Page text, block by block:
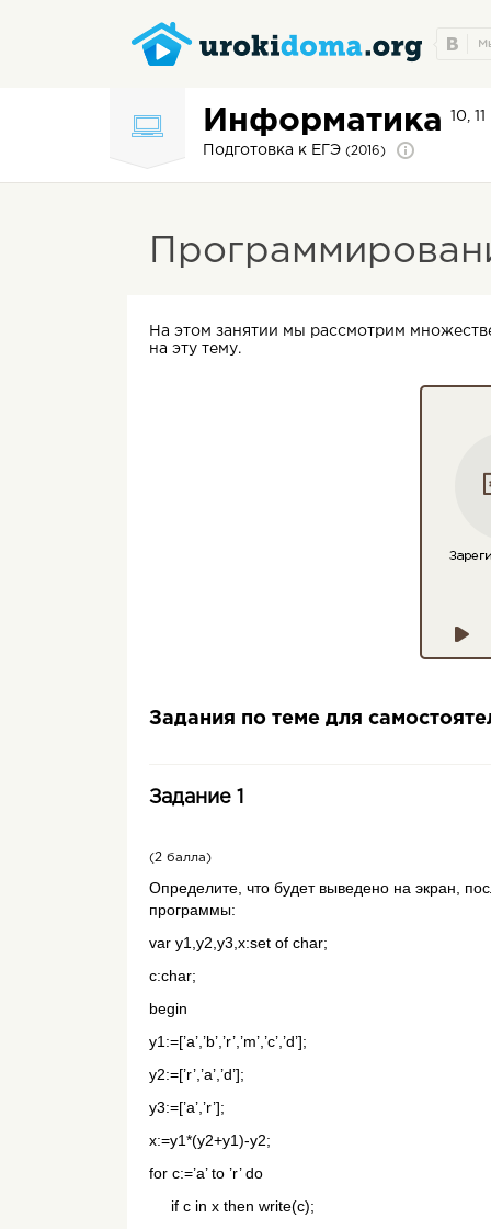
Информатика 10,
Подготовка к ЕГЭ (2016)
На этом занятии мы рассмотрим
на эту тему.
Задания по теме для
Задание 1
(2 балла)
Определите, что будет выведено на экран,
программы:
var y1,y2,y3,x:set of char;
c:char;
begin
y1:=[’a’,’b’,’r’,’m’,’c’,’d’];
y2:=[’r’,’a’,’d’];
y3:=[’a’,’r’];
x:=y1*(y2+y1)-y2;
for c:=’a’ to ’r’ do
if c in x then write(c);